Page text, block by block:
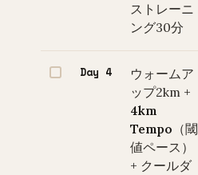
ストレーニ
ング30分
Day 4
ウォームア
ップ2km +
4km
Tempo （閾
値ペース）
+ クールダ